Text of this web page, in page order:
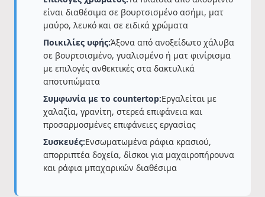
είναι διαθέσιμα σε βουρτσισμένο ασήμι, ματ
μαύρο, λευκό και σε ειδικά χρώματα
Ποικιλίες υφής:Άξονα από ανοξείδωτο χάλυβα
σε βουρτσισμένο, γυαλισμένο ή ματ φινίρισμα
με επιλογές ανθεκτικές στα δακτυλικά
αποτυπώματα
Συμφωνία με το countertop:Εργαλείται με
χαλαζία, γρανίτη, στερεά επιφάνεια και
προσαρμοσμένες επιφάνειες εργασίας
Συσκευές:Ενσωματωμένα ράφια κρασιού,
απορριπτέα δοχεία, δίσκοι για μαχαιροπήρουνα
και ράφια μπαχαρικών διαθέσιμα